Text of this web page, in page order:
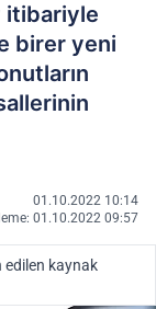
itibariyle
birer yeni
01.10.2022 10:14
01.10.2022 09:57
edilen kaynak